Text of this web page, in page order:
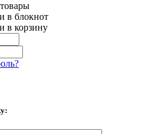
в блокнот
в корзину